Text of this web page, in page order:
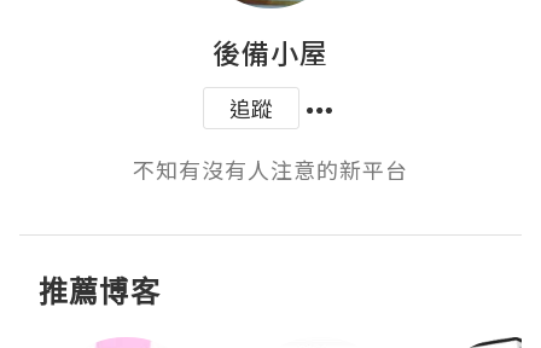
後備小屋
追蹤
不知有沒有人注意的新平台
推薦博客